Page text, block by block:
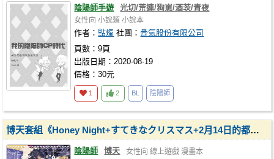
陰陽師手遊 光切/荒連/狗崽/酒茨/青夜
女性向 小說類 小說本
作者：點燭 社團： 骨氣股份有限公司
頁數：9頁
出版日期：2020-08-19
價格：30元
1 2 BL 陰陽師
博天套組《Honey Night+すてきなクリスマス+2月14日的都市傳說》
陰陽師 博天 女性向 線上遊戲 漫畫本